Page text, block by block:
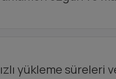
yükleme süreleri